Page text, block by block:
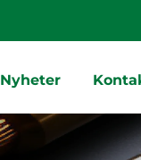
Nyheter